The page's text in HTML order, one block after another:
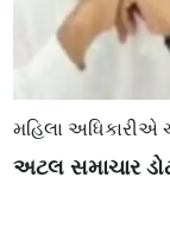
મહિલા અધિકારીએ
અટલ સમાચાર